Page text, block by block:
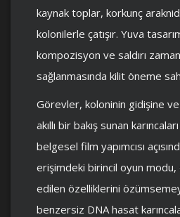
kaynak toplar, korkunç
kolonilerle çatışır. Yuva
kompozisyon ve saldırı
sağlanmasında kilit öneme
Görevler, koloninin gidişine ve
akıllı bir bakış sunan
belgesel film yapımcısı
erişimdeki birincil oyun modu,
edilen özelliklerini
benzersiz DNA hasat